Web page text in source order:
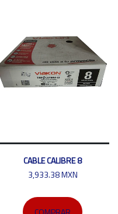
CABLE CALIBRE 8
3,933.38 MXN